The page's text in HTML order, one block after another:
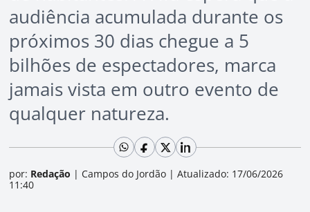
audiência acumulada durante os
próximos 30 dias chegue a 5
bilhões de espectadores, marca
jamais vista em outro evento de
qualquer natureza.
por: Redação | Campos do Jordão | Atualizado: 17/06/2026
11:40